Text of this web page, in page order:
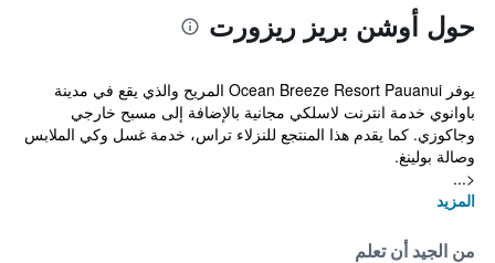
حول أوشن بريز ريزورت
يوفر Ocean Breeze Resort Pauanui المريح والذي يقع في مدينة
باوانوي خدمة انترنت لاسلكي مجانية بالإضافة إلى مسبح خارجي
وجاكوزي. كما يقدم هذا المنتجع للنزلاء تراس، خدمة غسل وكي الملابس
وصالة بولينغ.
<...
المزيد
من الجيد أن تعلم